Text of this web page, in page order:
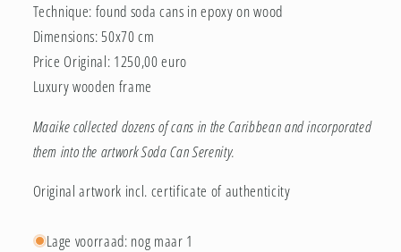
Technique: found soda cans in epoxy on wood
Dimensions: 50x70 cm
Price Original: 1250,00 euro
Luxury wooden frame
Maaike collected dozens of cans in the Caribbean and incorporated
them into the artwork Soda Can Serenity.
Original artwork incl. certificate of authenticity
Lage voorraad: nog maar 1